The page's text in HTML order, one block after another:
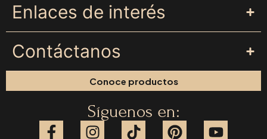
Enlaces de interés
Contáctanos
Conoce productos
Síguenos en: